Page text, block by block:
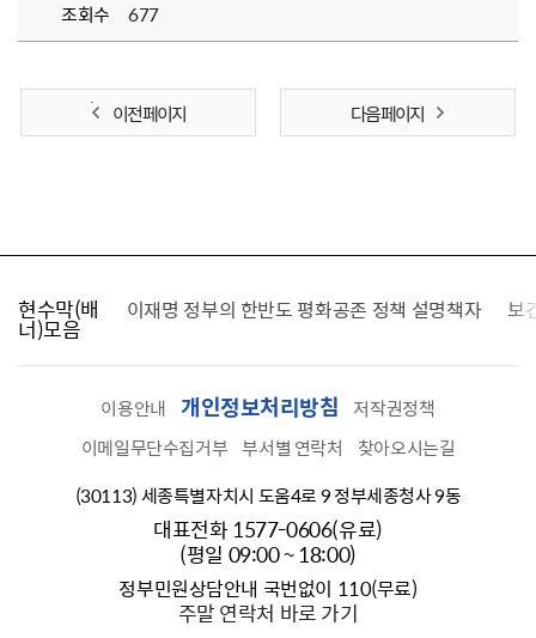
조회수
677
이전 페이지 다음 페이지
현수막(배
너)모음
찾습니다 이재명 정부의 한반도 평화공존 정책 설명책자 보
이용안내 개인정보처리방침
저작권정책
이메일무단수집거부 부서별 연락처
찾아오시는길
(30113) 세종특별자치시 도움4로 9 정부세종청사 9동
대표전화 1577-0606(유료)
(평일 09:00 ~ 18:00)
정부민원상담안내 국번없이 110(무료)
주말 연락처 바로 가기